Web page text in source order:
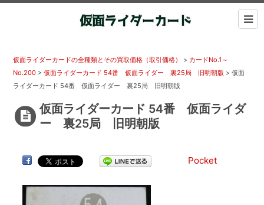
仮面ライダーカードの全種類とその買取価格（取引価格） > カードNo.1～
No.200 >仮面ライダーカード 54番 仮面ライダー 裏25局 旧明朝版 >仮面
ライダーカード 54番 仮面ライダー 裏25局 旧明朝版
仮面ライダーカード 54番 仮面ライダ
ー 裏25局 旧明朝版
Pocket